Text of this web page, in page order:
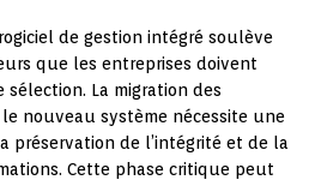
de gestion intégré soulève
que les entreprises doivent
La migration des
nouveau système nécessite une
préservation de l’intégrité et de la
Cette phase critique peut